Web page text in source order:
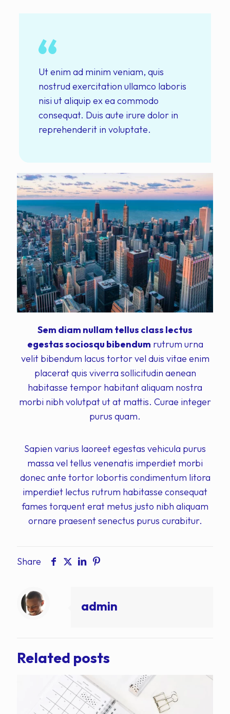
Ut enim ad minim veniam, quis
nostrud exercitation ullamco laboris
nisi ut aliquip ex ea commodo
consequat. Duis aute irure dolor in
reprehenderit in voluptate.
Sem diam nullam tellus class lectus
egestas sociosqu bibendum rutrum urna
velit bibendum lacus tortor vel duis vitae enim
placerat quis viverra sollicitudin aenean
habitasse tempor habitant aliquam nostra
morbi nibh volutpat ut at mattis. Curae integer
purus quam.
Sapien varius laoreet egestas vehicula purus
massa vel tellus venenatis imperdiet morbi
donec ante tortor lobortis condimentum litora
imperdiet lectus rutrum habitasse consequat
fames torquent erat metus justo nibh aliquam
ornare praesent senectus purus curabitur.
Share
admin
Related posts